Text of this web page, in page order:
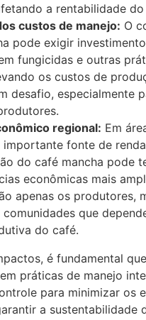
a rentabilidade
custos de manejo: O
pode exigir
fungicidas e outras
os custos de
desafio, especialmente
regional: Em
importante fonte de
do café mancha pode
econômicas mais
apenas os produtores,
que
do café.
é fundamental
práticas de manejo
para minimizar os
a sustentabilidade